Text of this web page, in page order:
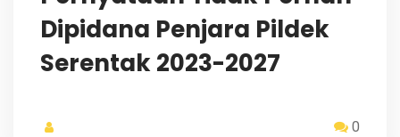
Dipidana Penjara Pildek
Serentak 2023-2027
0